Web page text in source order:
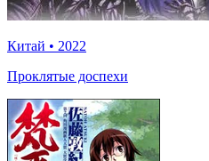
Китай • 2022
Проклятые доспехи